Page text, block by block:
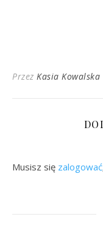
Przez Kasia Kowalska
Musisz się zalogować